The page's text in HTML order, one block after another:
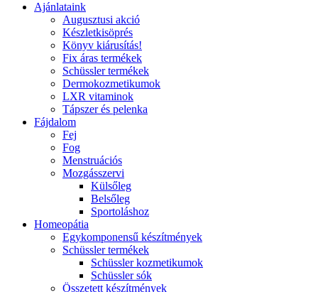
Ajánlataink
Augusztusi akció
Készletkisöprés
Könyv kiárusítás!
Fix áras termékek
Schüssler termékek
Dermokozmetikumok
LXR vitaminok
Tápszer és pelenka
Fájdalom
Fej
Fog
Menstruációs
Mozgásszervi
Külsőleg
Belsőleg
Sportoláshoz
Homeopátia
Egykomponensű készítmények
Schüssler termékek
Schüssler kozmetikumok
Schüssler sók
Összetett készítmények